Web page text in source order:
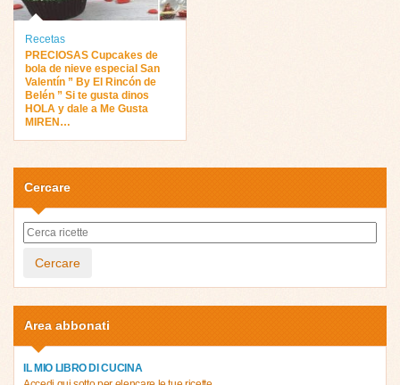
Recetas
PRECIOSAS Cupcakes de
bola de nieve especial San
Valentín ” By El Rincón de
Belén ” Si te gusta dinos
HOLA y dale a Me Gusta
MIREN…
Cercare
Cercare
Area abbonati
IL MIO LIBRO DI CUCINA